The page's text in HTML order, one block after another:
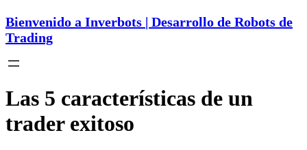
Bienvenido a Inverbots | Desarrollo de Robots de
Trading
Las 5 características de un
trader exitoso